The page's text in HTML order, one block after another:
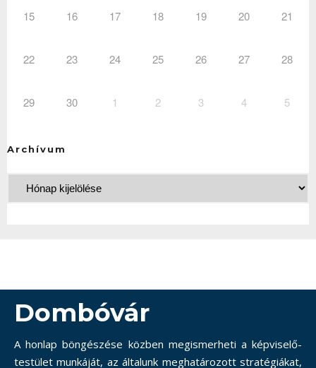
15 16 17 18 19 20 21
22 23 24 25 26 27 28
29 30 1 2 3 4 5
Archívum
Dombóvár
A honlap böngészése közben megismerheti a képviselő-
testület munkáját, az általunk meghatározott stratégiákat,